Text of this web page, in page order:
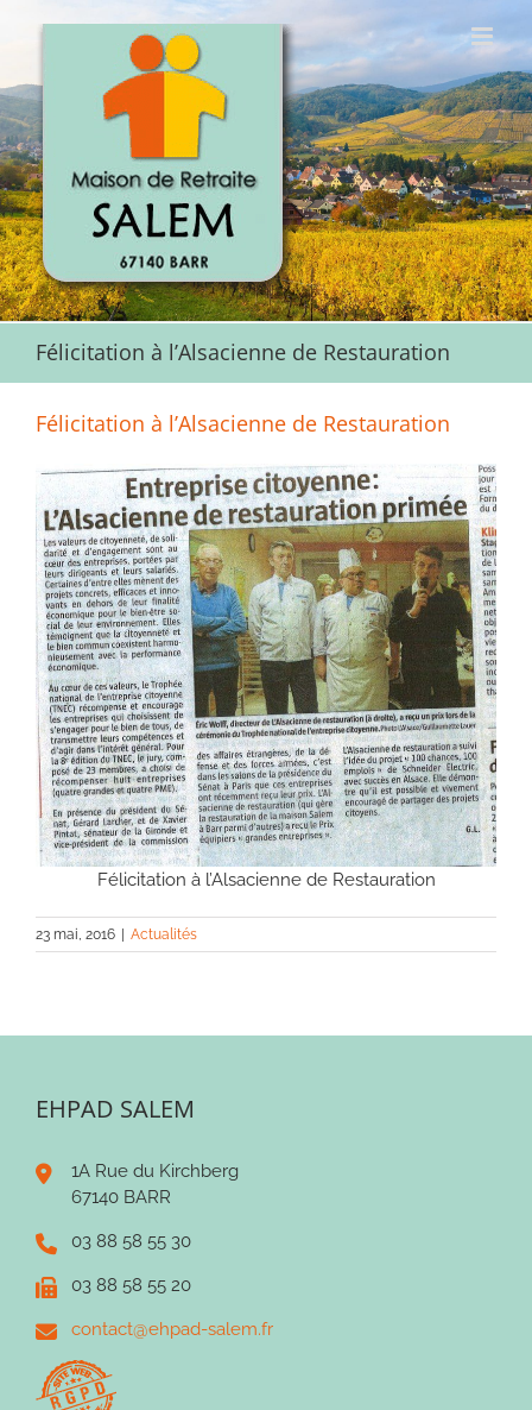
Félicitation à l’Alsacienne de Restauration
Félicitation à l’Alsacienne de Restauration
Félicitation à l’Alsacienne de Restauration
23 mai, 2016 Actualités
EHPAD SALEM
1A Rue du Kirchberg
67140 BARR
03 88 58 55 30
03 88 58 55 20
contact@ehpad-salem.fr